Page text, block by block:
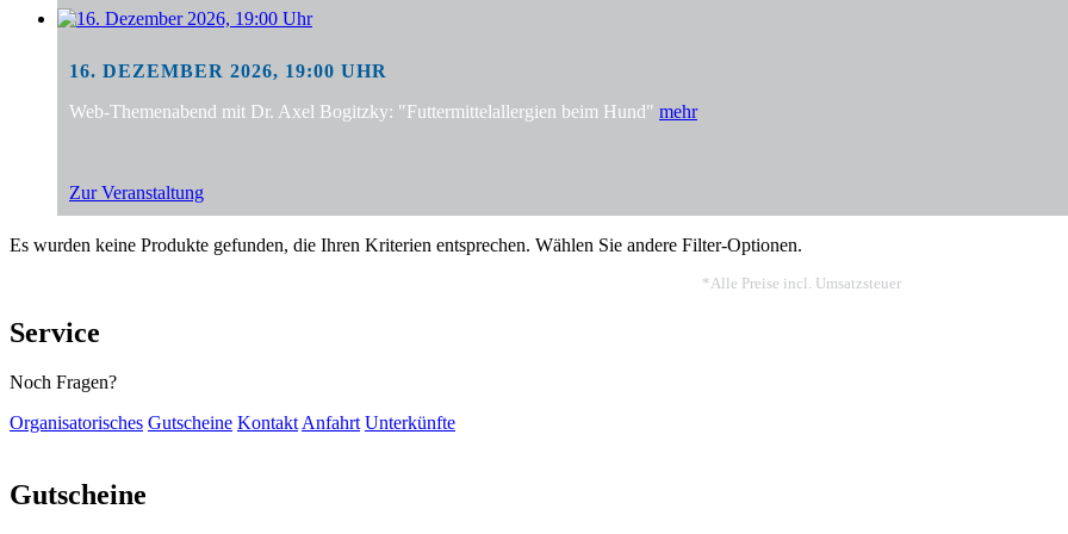
16. DEZEMBER 2026, 19:00 UHR
Web-Themenabend mit Dr. Axel Bogitzky: "Futtermittelallergien beim Hund" mehr
Zur Veranstaltung
Es wurden keine Produkte gefunden, die Ihren Kriterien entsprechen. Wählen Sie andere Filter-Optionen.
*Alle Preise incl. Umsatzsteuer
Service
Noch Fragen?
Organisatorisches Gutscheine KontaktAnfahrt Unterkünfte
Gutscheine